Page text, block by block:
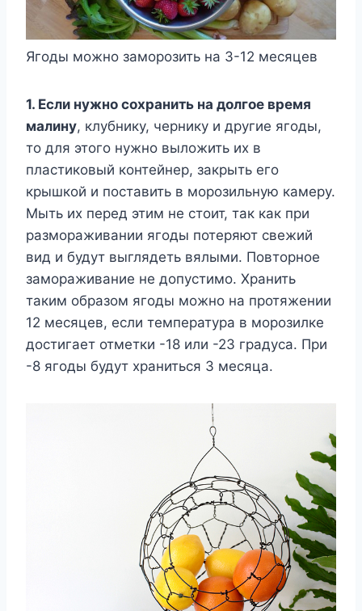
Ягоды можно заморозить на 3-12 месяцев
1. Если нужно сохранить на долгое время
малину, клубнику, чернику и другие ягоды,
то для этого нужно выложить их в
пластиковый контейнер, закрыть его
крышкой и поставить в морозильную камеру.
Мыть их перед этим не стоит, так как при
размораживании ягоды потеряют свежий
вид и будут выглядеть вялыми. Повторное
замораживание не допустимо. Хранить
таким образом ягоды можно на протяжении
12 месяцев, если температура в морозилке
достигает отметки -18 или -23 градуса. При
-8 ягоды будут храниться 3 месяца.